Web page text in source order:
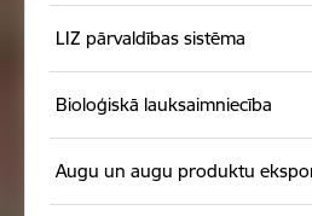
LIZ pārvaldības sistēma
Bioloģiskā lauksaimniecība
Augu un augu produktu